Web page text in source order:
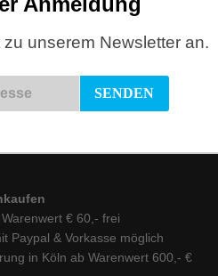
Geschenke
€ 60,- frei
Paypal & Vorkasse möglich
in Köln ab Warenwert 600,- €
unserem Newsletter an.